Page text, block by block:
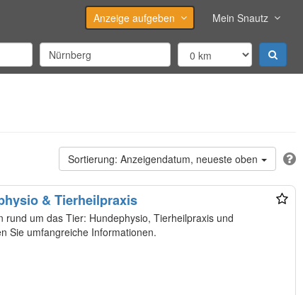
Anzeige aufgeben Mein Snautz
Anzeigendatum, neueste oben
& Tierheilpraxis
um das Tier: Hundephysio, Tierheilpraxis und
Sie umfangreiche Informationen.